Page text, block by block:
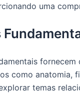
uma
como anatomia,
temas